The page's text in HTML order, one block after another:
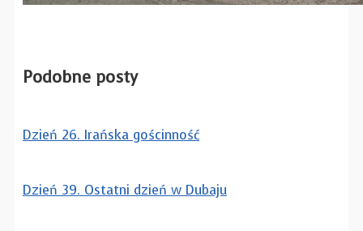
Podobne posty
Dzień 26. Irańska gościnność
Dzień 39. Ostatni dzień w Dubaju